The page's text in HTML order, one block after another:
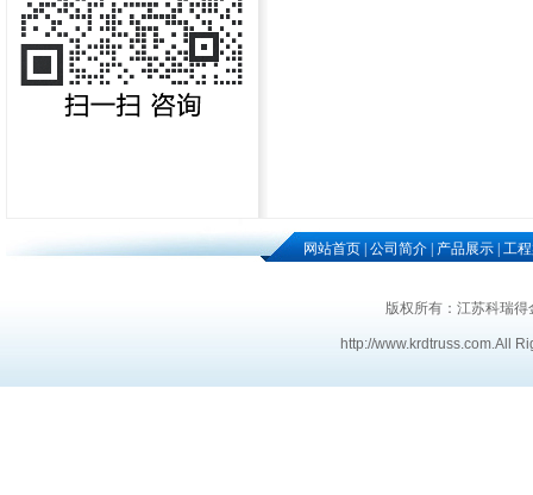
网站首页|公司简介|产品展示|工
版权所有：江苏科瑞
http://www.krdtruss.com.All